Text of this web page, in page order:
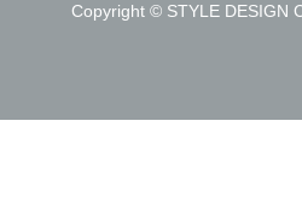
Copyright © STYLE DESIGN